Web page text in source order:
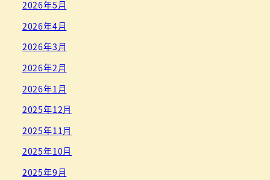
2026年5月
2026年4月
2026年3月
2026年2月
2026年1月
2025年12月
2025年11月
2025年10月
2025年9月